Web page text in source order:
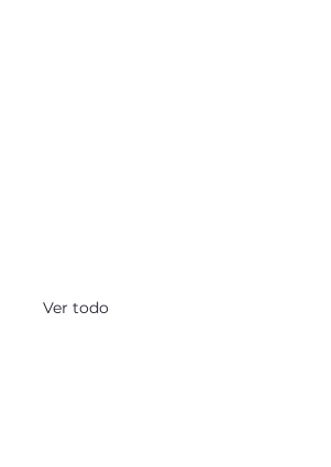
Ver todo